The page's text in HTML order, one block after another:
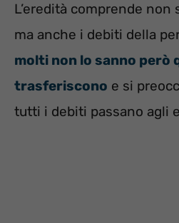
L’eredità comprende
ma anche i debiti della
molti non lo sanno però
trasferiscono e si
tutti i debiti passano agli